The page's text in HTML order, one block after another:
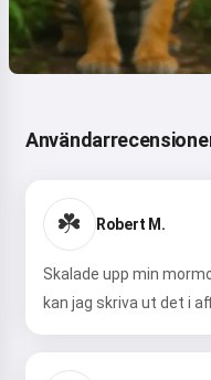
☘️ Robert M.
Skalade upp min
kan jag skriva ut det i